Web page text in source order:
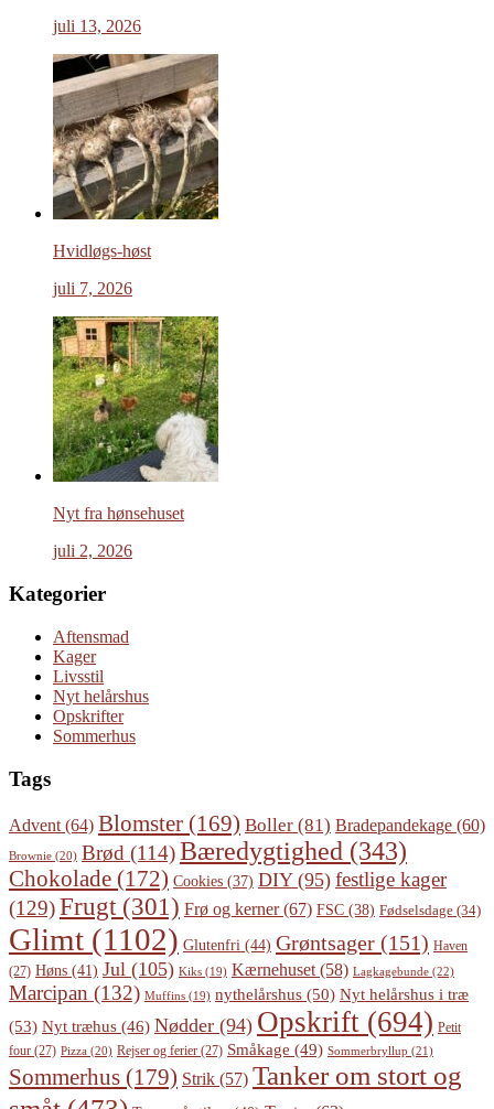
juli 13, 2026
Hvidløgs-høst
juli 7, 2026
Nyt fra hønsehuset
juli 2, 2026
Kategorier
Aftensmad
Kager
Livsstil
Nyt helårshus
Opskrifter
Sommerhus
Tags
Advent (64) Blomster (169) Boller (81) Bradepandekage (60)
Brownie (20) Brød (114)Bæredygtighed (343)
Chokolade (172) Cookies (37) DIY(95) festlige kager
(129)Frugt(301) Frø og kerner(67) FSC (38) Fødselsdage (34)
Glimt (1102) Glutenfri (44) Grøntsager (151) Haven
(27) Høns (41) Jul (105) Kiks (19) Kærnehuset (58) Lagkagebunde (22)
Marcipan (132) Muffins (19) nythelårshus (50) Nyt helårshus i træ
(53) Nyt træhus (46) Nødder (94) Opskrift (694) Petit
four (27) Pizza (20) Rejser og ferier (27) Småkage (49) Sommerbryllup (21)
Sommerhus (179) Strik (57) Tanker om stort og